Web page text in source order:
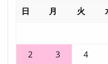
日 月 火
2
3 4